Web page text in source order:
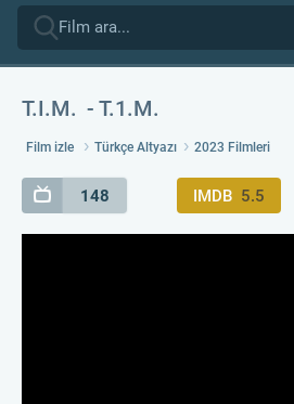
T.I.M. T.1.M.
Film izle Türkçe Altyazı 2023 Filmleri
148 IMDB 5.5